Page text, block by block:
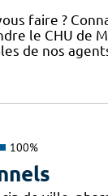
faire ?
le CHU de
de nos
100%